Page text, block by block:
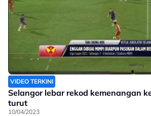
VIDEO TERKINI
Selangor lebar rekod kemenangan
turut
10/04/2023